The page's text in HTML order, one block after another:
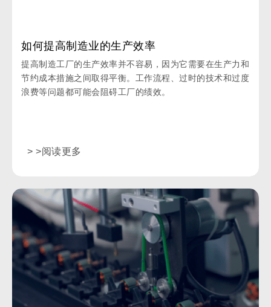
如何提高制造业的生产效率
提高制造工厂的生产效率并不容易，因为它需要在生产力和
节约成本措施之间取得平衡。工作流程、过时的技术和过度
浪费等问题都可能会阻碍工厂的绩效。
> >阅读更多